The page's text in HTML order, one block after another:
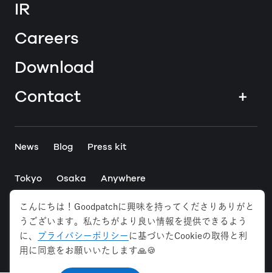
IR
Careers
Download
Contact
+
News Blog Press kit
Tokyo Osaka Anywhere
Privacy Policy
Security Policy
Web Accessibility
こんにちは！Goodpatchに興味を持ってくださりありがと
うございます。私たちがより良い情報を提供できるよう
に、
プライバシーポリシー に基づいたCookieの取得と利
用に同意をお願いいたします🙏🍪